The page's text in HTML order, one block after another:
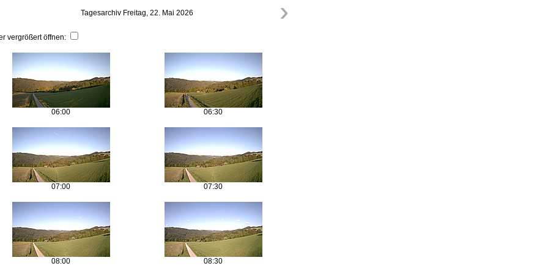
Tagesarchiv Freitag, 22. Mai 2026
vergrößert öffnen:
06:00 06:30
07:00 07:30
08:00 08:30